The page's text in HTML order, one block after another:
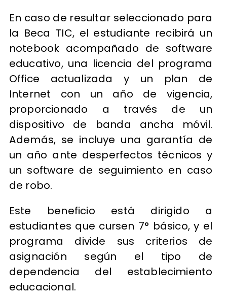
En caso de resultar seleccionado para
la Beca TIC, el estudiante recibirá un
notebook acompañado de software
educativo, una licencia del programa
Office actualizada y un plan de
Internet con un año de vigencia,
proporcionado a través de un
dispositivo de banda ancha móvil.
Además, se incluye una garantía de
un año ante desperfectos técnicos y
un software de seguimiento en caso
de robo.
Este beneficio está dirigido a
estudiantes que cursen 7° básico, y el
programa divide sus criterios de
asignación según el tipo de
dependencia del establecimiento
educacional.